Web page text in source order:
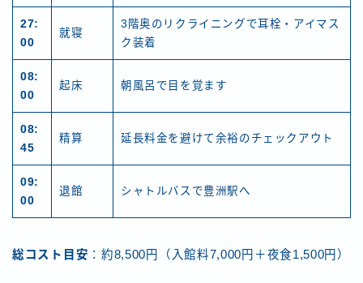
27:
00
就寝
3階奥のリクライニングで耳栓・アイマス
ク装着
08:
00
起床 朝風呂で目を覚ます
08:
45
精算 延長料金を避けて余裕のチェックアウト
09:
00
退館 シャトルバスで豊洲駅へ
総コスト目安 ：約8,500円（入館料7,000円＋夜食1,500円）